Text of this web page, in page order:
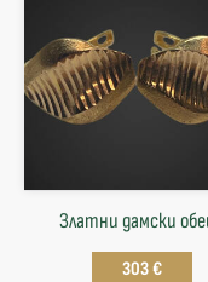
Златни дамски
303 €